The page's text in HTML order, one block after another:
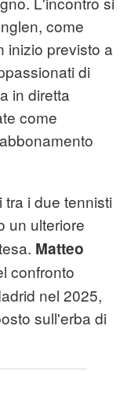
come
inizio previsto a
di
in diretta
come
i due tennisti
un ulteriore
Matteo
confronto
nel 2025,
sull'erba di